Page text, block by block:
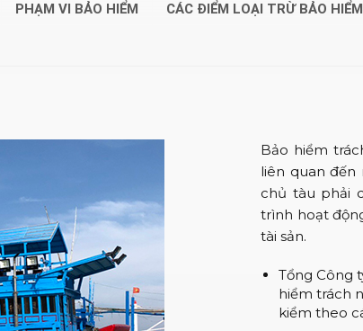
PHẠM VI BẢO HIỂM CÁC ĐIỂM LOẠI TRỪ BẢO HIỂM
Bảo hiểm
liên quan
chủ tàu phải
trình hoạt
tài sản.
Tổng Công
hiểm trách
kiểm theo